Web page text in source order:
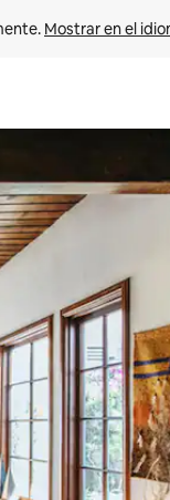
Mostrar en el
o explora con el